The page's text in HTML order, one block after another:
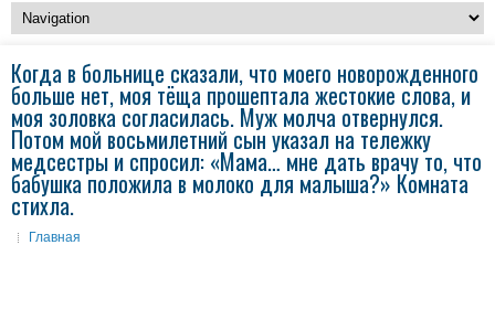
Когда в больнице сказали, что моего новорожденного
больше нет, моя тёща прошептала жестокие слова, и
моя золовка согласилась. Муж молча отвернулся.
Потом мой восьмилетний сын указал на тележку
медсестры и спросил: «Мама… мне дать врачу то, что
бабушка положила в молоко для малыша?» Комната
стихла.
Главная